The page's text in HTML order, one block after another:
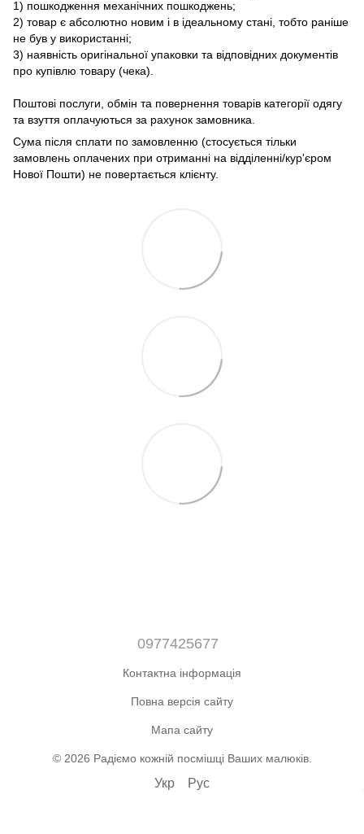
1) пошкодження механічних пошкоджень;
2) товар є абсолютно новим і в ідеальному стані, тобто раніше
не був у використанні;
3) наявність оригінальної упаковки та відповідних документів
про купівлю товару (чека).
Поштові послуги, обмін та повернення товарів категорії одягу
та взуття оплачуються за рахунок замовника.
Сума після сплати по замовленню (стосується тільки
замовлень оплачених при отриманні на відділенні/кур'єром
Нової Пошти) не повертається клієнту.
0977425677
Контактна інформація
Повна версія сайту
Мапа сайту
© 2026 Радіємо кожній посмішці Ваших малюків.
Укр Рус